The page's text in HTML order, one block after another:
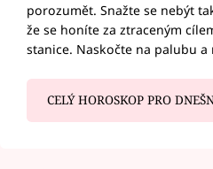
porozumět. Snažte se nebýt
že se honíte za ztraceným
stanice. Naskočte na palubu
CELÝ HOROSKOP PRO